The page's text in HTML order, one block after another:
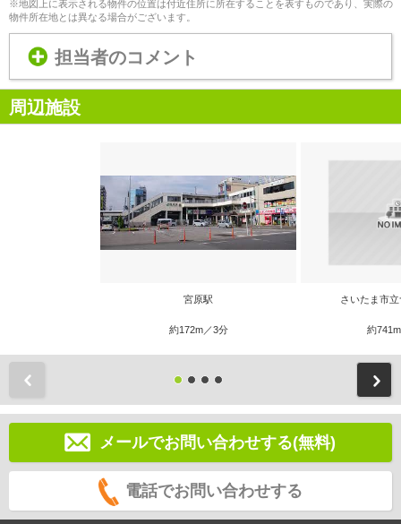
※地図上に表示される物件の位置は付近住所に所在することを表すものであり、実際の
物件所在地とは異なる場合がございます。
担当者のコメント
周辺施設
宮原駅
約172m／3分
さいたま市
約
メールでお問い合わせする(無料)
電話でお問い合わせする